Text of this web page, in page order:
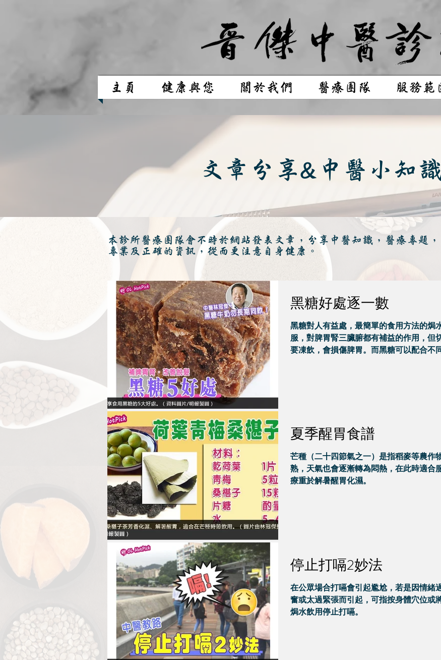
主頁 健康與您 關於我們 醫療團隊 服務範
文章分享&中醫小知
本診所醫療團隊會不時於網站發表文章，分享中醫知識，醫療專題
專業及正確的資訊，從而更注意自身健康。
黑糖好處逐一數
黑糖對人有益處，最簡單的食用方法的焗
服，對脾胃腎三臟腑都有補益的作用，但
要凍飲，會損傷脾胃。而黑糖可以配合不同
夏季醒胃食譜
芒種（二十四節氣之一）是指稻麥等農作
熟，天氣也會逐漸轉為悶熱，在此時適合服
療重於解暑醒胃化濕。
停止打嗝2妙法
在公眾場合打嗝會引起尷尬，若是因情緒過
奮或太過緊張而引起，可指按身體穴位或將
焗水飲用停止打嗝。